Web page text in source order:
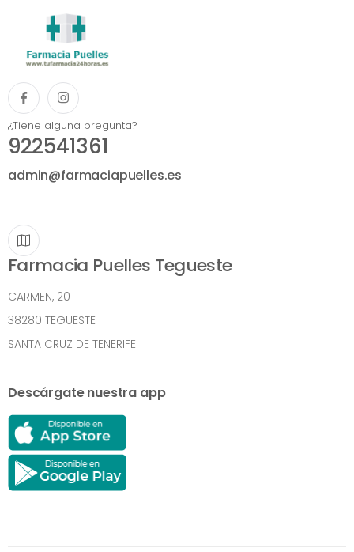
¿Tiene alguna pregunta?
922541361
admin@farmaciapuelles.es
Farmacia Puelles Tegueste
CARMEN, 20
38280 TEGUESTE
SANTA CRUZ DE TENERIFE
Descárgate nuestra app